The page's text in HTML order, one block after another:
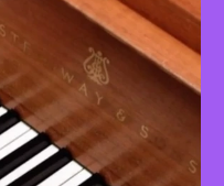
von Saba